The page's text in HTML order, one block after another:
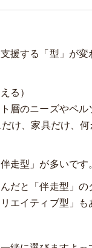
援する「型」が変
る）
のニーズやペル
け、家具だけ、何
走型」が多いです。
だと「伴走型」の
エイティブ型」も